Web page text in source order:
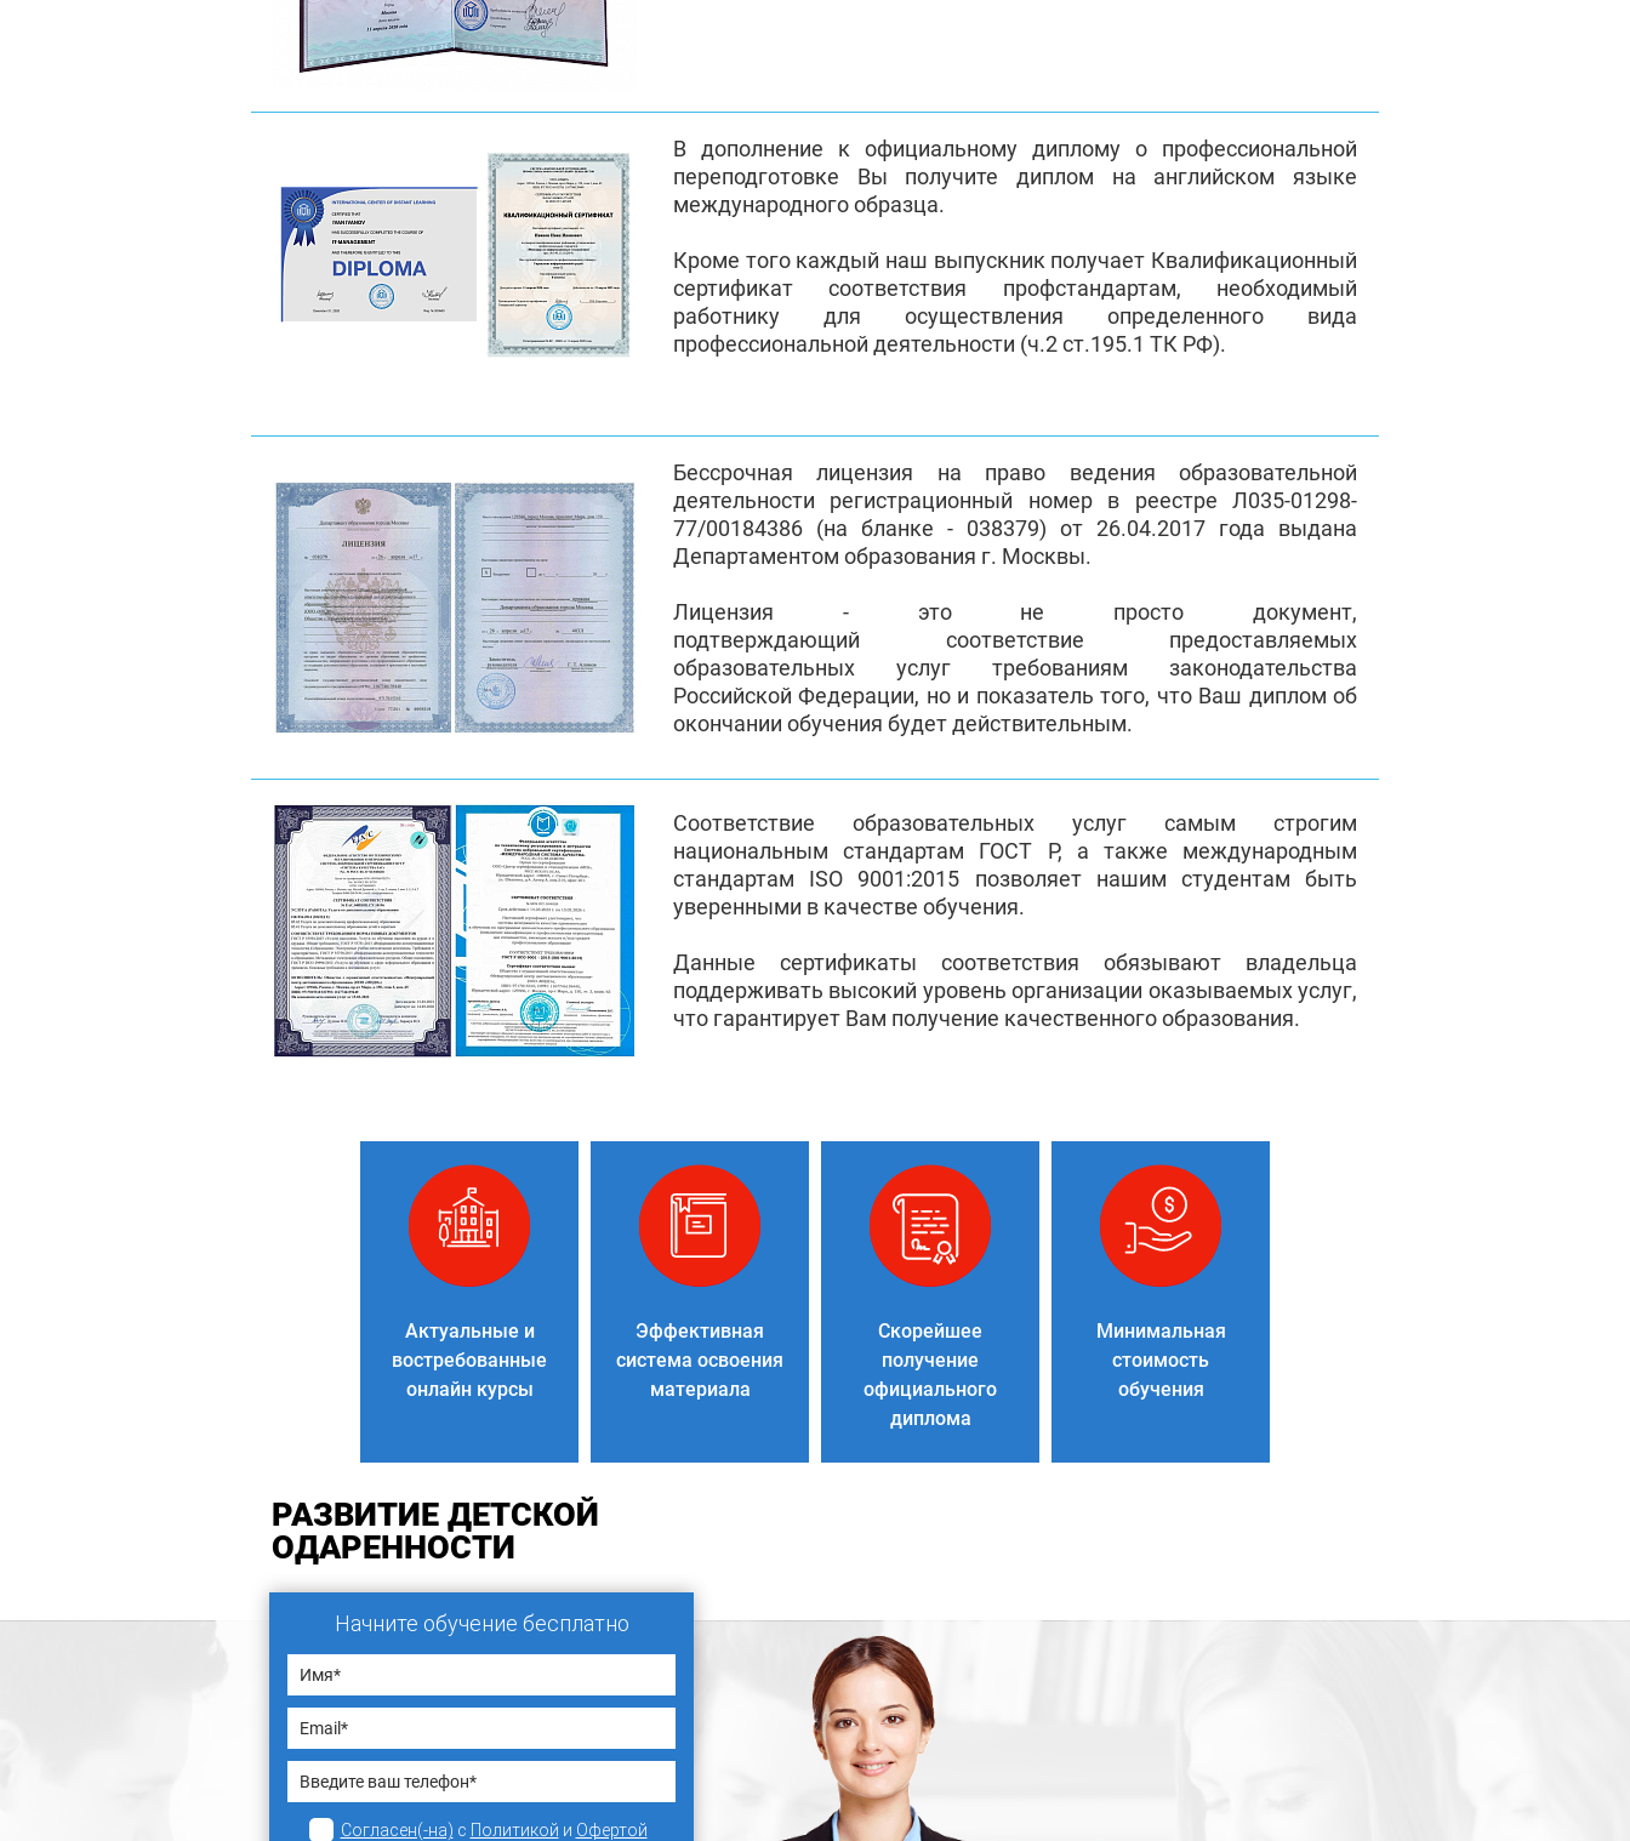
В дополнение к официальному диплому о профессиональной
переподготовке Вы получите диплом на английском языке
международного образца.
Кроме того каждый наш выпускник получает Квалификационный
сертификат соответствия профстандартам, необходимый
работнику для осуществления определенного вида
профессиональной деятельности (ч.2 ст.195.1 ТК РФ).
Бессрочная лицензия на право ведения образовательной
деятельности регистрационный номер в реестре Л035-01298-
77/00184386 (на бланке - 038379) от 26.04.2017 года выдана
Департаментом образования г. Москвы.
Лицензия - это не просто документ,
подтверждающий соответствие предоставляемых
образовательных услуг требованиям законодательства
Российской Федерации, но и показатель того, что Ваш диплом об
окончании обучения будет действительным.
Соответствие образовательных услуг самым строгим
национальным стандартам ГОСТ Р, а также международным
стандартам ISO 9001:2015 позволяет нашим студентам быть
уверенными в качестве обучения.
Данные сертификаты соответствия обязывают владельца
поддерживать высокий уровень организации оказываемых услуг,
что гарантирует Вам получение качественного образования.
Актуальные и
востребованные
онлайн курсы
Эффективная
система освоения
материала
Скорейшее
получение
официального
диплома
Минимальная
стоимость
обучения
РАЗВИТИЕ ДЕТСКОЙ
ОДАРЕННОСТИ
Начните обучение бесплатно
Согласен(-на) с Политикой и Офертой